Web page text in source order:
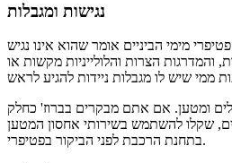
נגישות ומגבלות
מימי הביניים אומר שהוא אינו נגיש
והמדרגות הצרות והלולייניות מקשות או
ומטען. אם אתם מבקרים בברוז' כחלק
שקלו להשתמש בשירותי אחסון המטען
בתחנת הרכבת לפני הביקור בפטיפרי.